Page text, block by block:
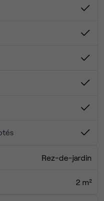
question !
Rez-de-jardin
2 m²